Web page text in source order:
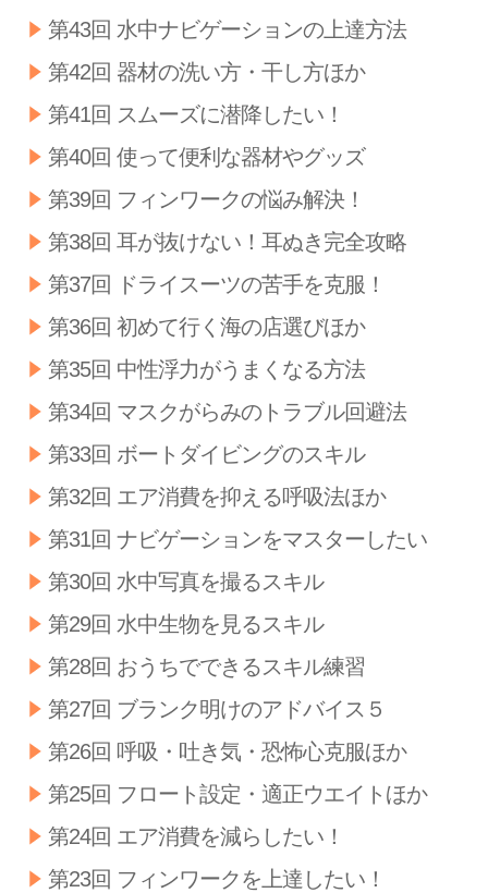
第43回 水中ナビゲーションの上達方法
第42回 器材の洗い方・干し方ほか
第41回 スムーズに潜降したい！
第40回 使って便利な器材やグッズ
第39回 フィンワークの悩み解決！
第38回 耳が抜けない！耳ぬき完全攻略
第37回 ドライスーツの苦手を克服！
第36回 初めて行く海の店選びほか
第35回 中性浮力がうまくなる方法
第34回 マスクがらみのトラブル回避法
第33回 ボートダイビングのスキル
第32回 エア消費を抑える呼吸法ほか
第31回 ナビゲーションをマスターしたい
第30回 水中写真を撮るスキル
第29回 水中生物を見るスキル
第28回 おうちでできるスキル練習
第27回 ブランク明けのアドバイス５
第26回 呼吸・吐き気・恐怖心克服ほか
第25回 フロート設定・適正ウエイトほか
第24回 エア消費を減らしたい！
第23回 フィンワークを上達したい！